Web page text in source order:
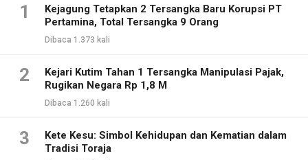
1
Kejagung Tetapkan 2 Tersangka Baru Korupsi PT
Pertamina, Total Tersangka 9 Orang
Dibaca 1.373 kali
2
Kejari Kutim Tahan 1 Tersangka Manipulasi Pajak,
Rugikan Negara Rp 1,8 M
Dibaca 1.260 kali
3
Kete Kesu: Simbol Kehidupan dan Kematian dalam
Tradisi Toraja